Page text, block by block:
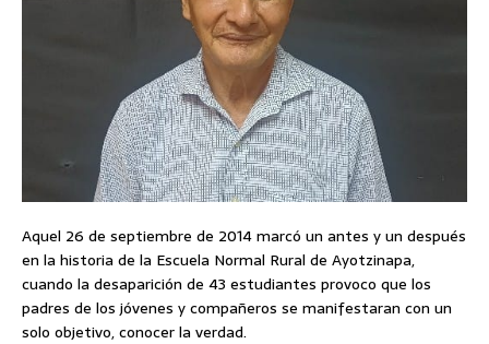
Aquel 26 de septiembre de 2014 marcó un antes y un después
en la historia de la Escuela Normal Rural de Ayotzinapa,
cuando la desaparición de 43 estudiantes provoco que los
padres de los jóvenes y compañeros se manifestaran con un
solo objetivo, conocer la verdad.